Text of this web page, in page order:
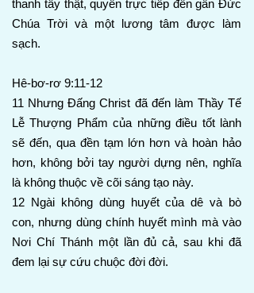
thanh tẩy thật, quyền trực tiếp đến gần Đức
Chúa Trời và một lương tâm được làm
sạch.
Hê-bơ-rơ 9:11-12
11 Nhưng Đấng Christ đã đến làm Thầy Tế
Lễ Thượng Phẩm của những điều tốt lành
sẽ đến, qua đền tạm lớn hơn và hoàn hảo
hơn, không bởi tay người dựng nên, nghĩa
là không thuộc về cõi sáng tạo này.
12 Ngài không dùng huyết của dê và bò
con, nhưng dùng chính huyết mình mà vào
Nơi Chí Thánh một lần đủ cả, sau khi đã
đem lại sự cứu chuộc đời đời.